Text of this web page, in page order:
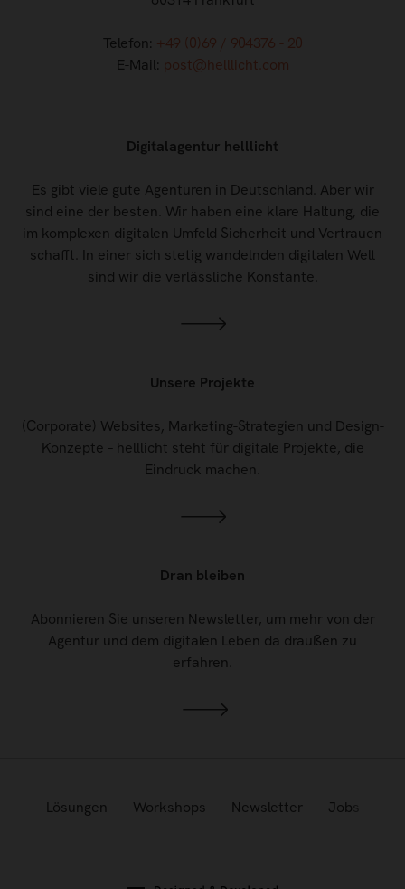
Telefon: +49 (0)69 / 904376 - 20
E-Mail: post@helllicht.com
Digitalagentur helllicht
Es gibt viele gute Agenturen in Deutschland. Aber wir
sind eine der besten. Wir haben eine klare Haltung, die
im komplexen digitalen Umfeld Sicherheit und Vertrauen
schafft. In einer sich stetig wandelnden digitalen Welt
sind wir die verlässliche Konstante.
Unsere Projekte
(Corporate) Websites, Marketing-Strategien und Design-
Konzepte – helllicht steht für digitale Projekte, die
Eindruck machen.
Dran bleiben
Abonnieren Sie unseren Newsletter, um mehr von der
Agentur und dem digitalen Leben da draußen zu
erfahren.
Lösungen Workshops Newsletter Jobs